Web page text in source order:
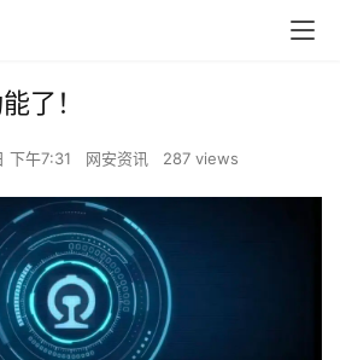
了！
下午7:31 网安资讯 287 views